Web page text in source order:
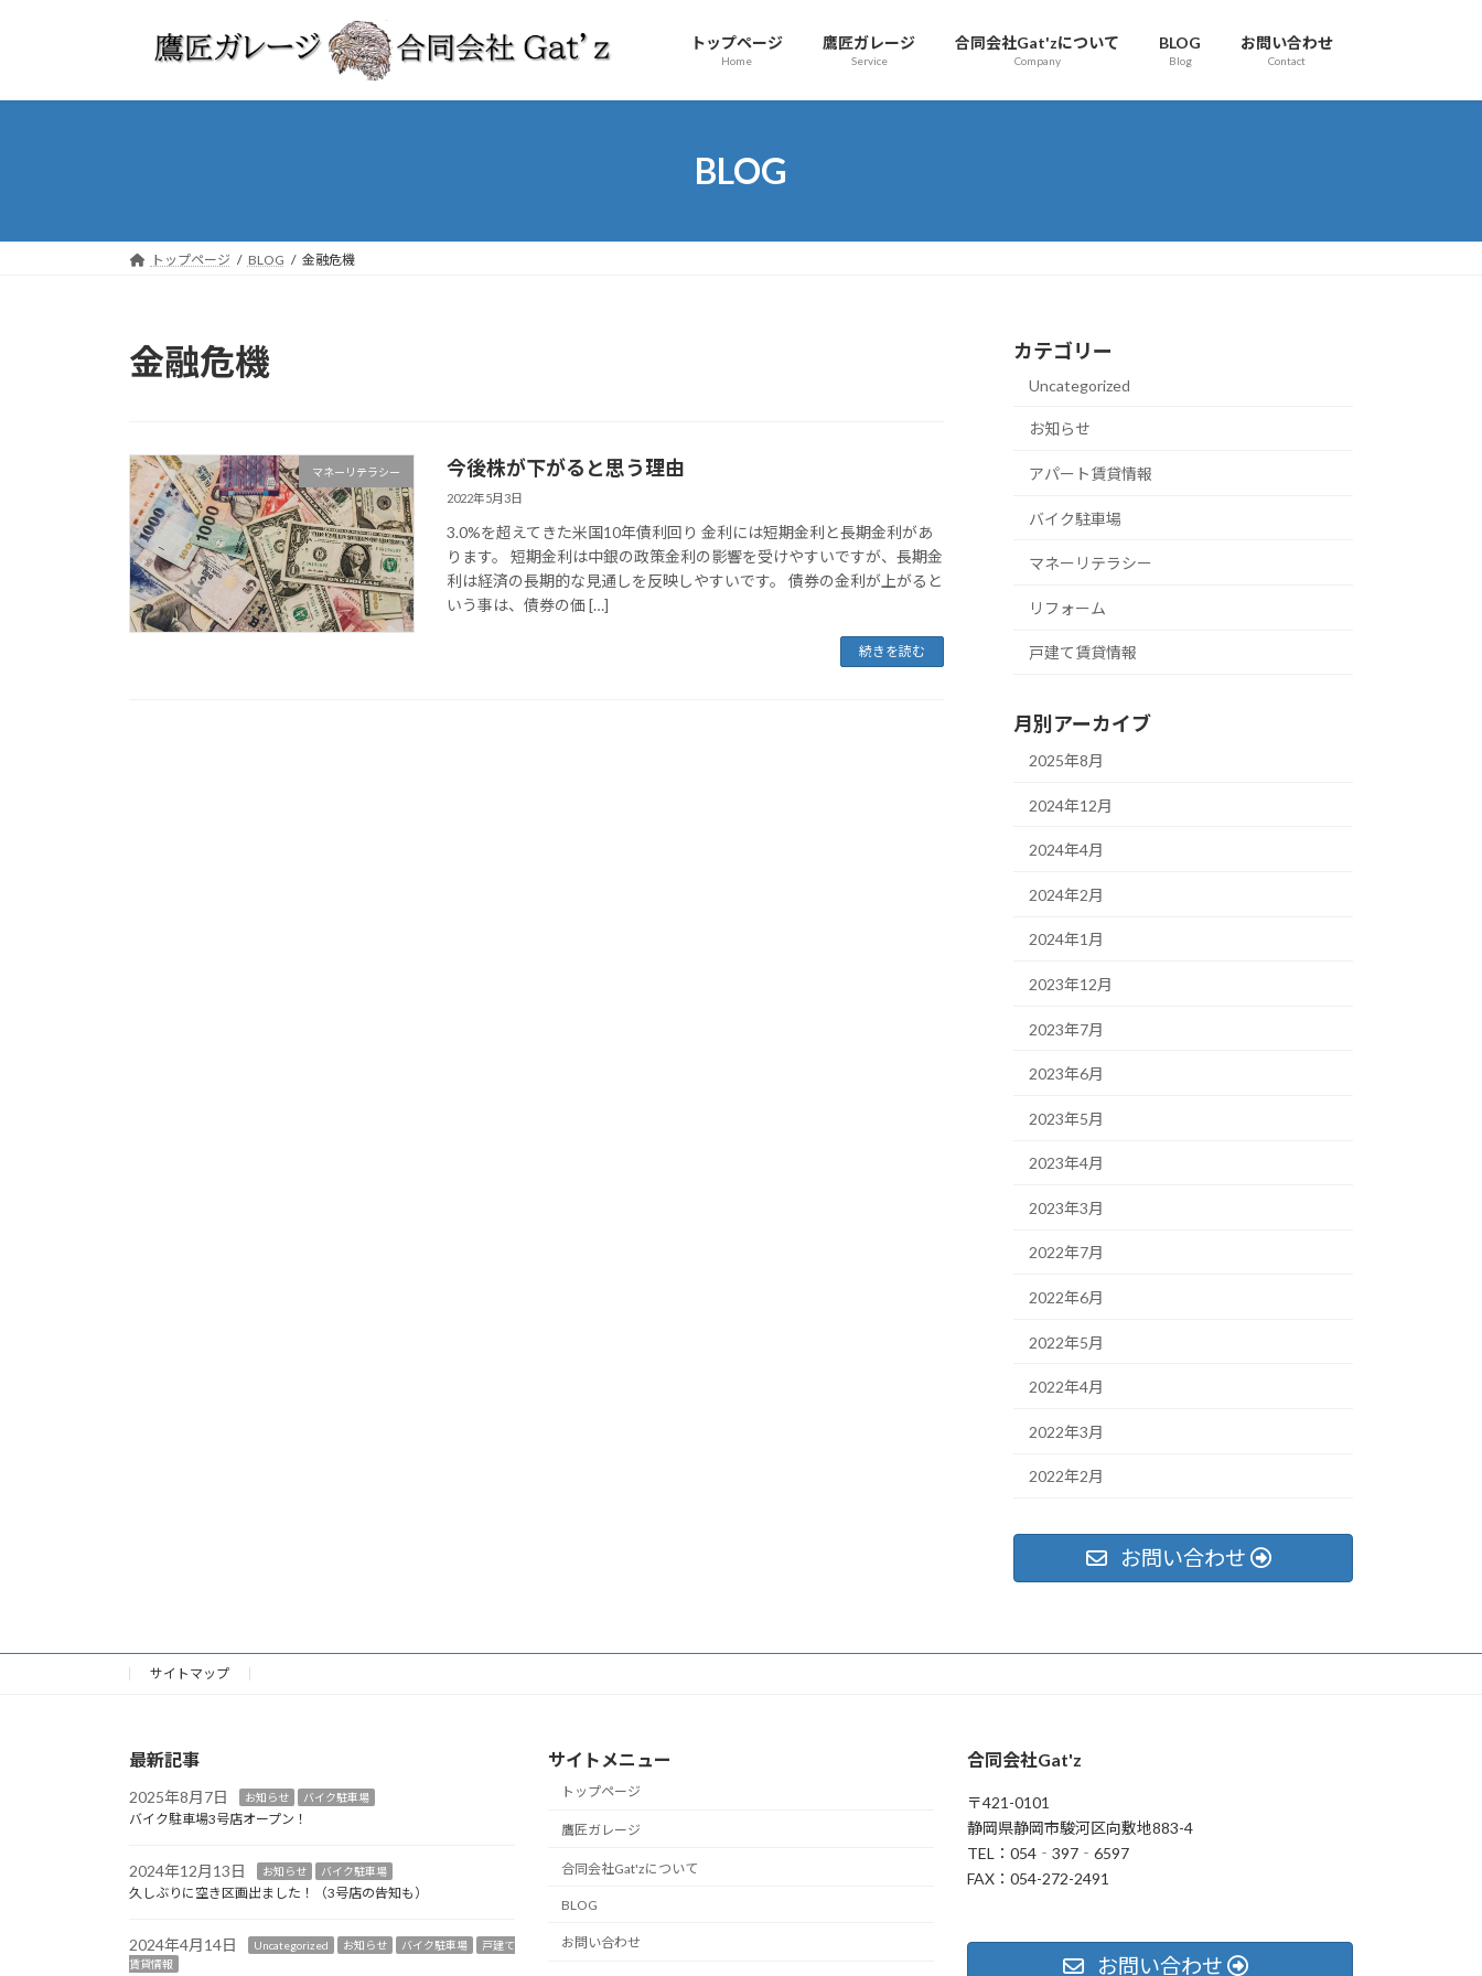
トップページ
Home
鷹匠ガレージ
Service
合同会社Gat'zについて
Company
BLOG
Blog
お問い合わせ
Contact
BLOG
トップページ BLOG 金融危機
金融危機
マネーリテラシー 今後株が下がると思う理由
2022年5月3日
3.0%を超えてきた米国10年債利回り 金利には短期金利と長期金利があ
ります。 短期金利は中銀の政策金利の影響を受けやすいですが、長期金
利は経済の長期的な見通しを反映しやすいです。 債券の金利が上がると
いう事は、債券の価 […]
続きを読む
カテゴリー
Uncategorized
お知らせ
アパート賃貸情報
バイク駐車場
マネーリテラシー
リフォーム
戸建て賃貸情報
月別アーカイブ
2025年8月
2024年12月
2024年4月
2024年2月
2024年1月
2023年12月
2023年7月
2023年6月
2023年5月
2023年4月
2023年3月
2022年7月
2022年6月
2022年5月
2022年4月
2022年3月
2022年2月
お問い合わせ
サイトマップ
最新記事
2025年8月7日 お知らせ バイク駐車場
バイク駐車場3号店オープン！
2024年12月13日 お知らせ バイク駐車場
久しぶりに空き区画出ました！（3号店の告知も）
2024年4月14日 Uncategorized お知らせ バイク駐車場
戸建て
賃貸情報
サイトメニュー
トップページ
鷹匠ガレージ
合同会社Gat'zについて
BLOG
お問い合わせ
合同会社Gat'z
〒421-0101
静岡県静岡市駿河区向敷地883-4
TEL：054‐397‐6597
FAX：054-272-2491
お問い合わせ